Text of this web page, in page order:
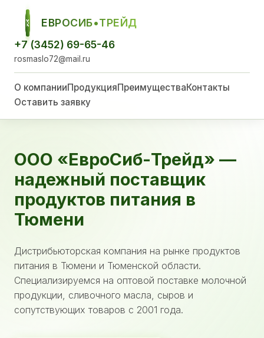
ЕСТ
ЕВРОСИБ•ТРЕЙД
+7 (3452) 69-65-46
rosmaslo72@mail.ru
О компанииПродукцияПреимуществаКонтакты
Оставить заявку
ООО «ЕвроСиб-Трейд» —
надежный поставщик
продуктов питания в
Тюмени
Дистрибьюторская компания на рынке продуктов
питания в Тюмени и Тюменской области.
Специализируемся на оптовой поставке молочной
продукции, сливочного масла, сыров и
сопутствующих товаров с 2001 года.